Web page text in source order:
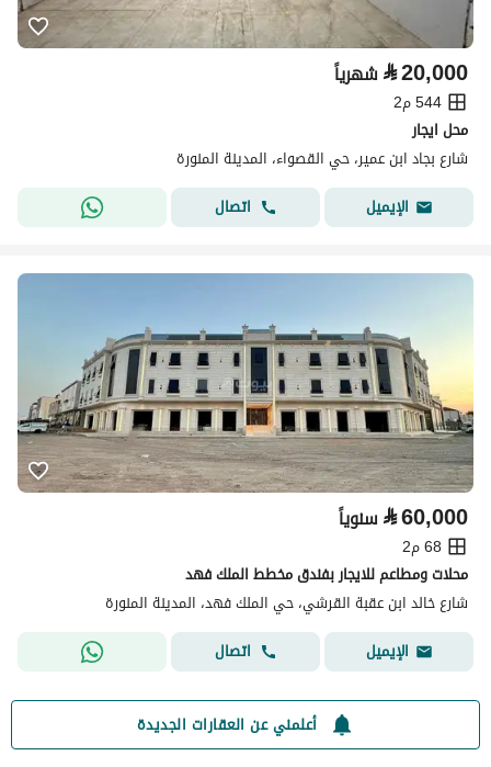
⃁20,000 شهرياً
544 م2
محل ايجار
شارع بجاد ابن عمير، حي القصواء، المدينة المنورة
الإيميل
اتصال
⃁60,000 سنوياً
68 م2
محلات ومطاعم للايجار بفندق مخطط الملك فهد
شارع خالد ابن عقبة القرشي، حي الملك فهد، المدينة المنورة
الإيميل
اتصال
أعلمني عن العقارات الجديدة